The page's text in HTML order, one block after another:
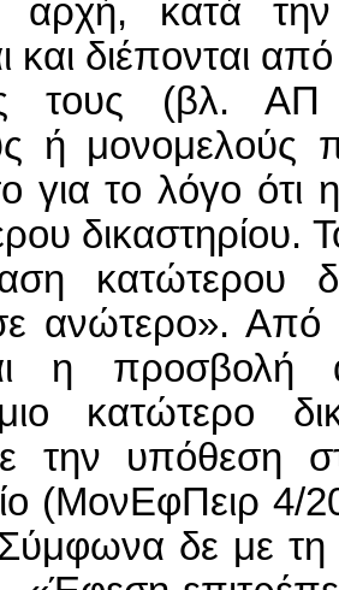
αρχή, κατά την
και διέπονται
τους (βλ.
ή μονομελούς
για το λόγο ότι
δικαστηρίου.
κατώτερου
ανώτερο». Από
η
κατώτερο
την υπόθεση
(ΜονΕφΠειρ
δε με τη